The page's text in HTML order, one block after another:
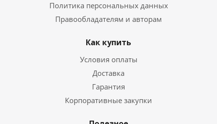
Политика персональных данных
Правообладателям и авторам
Как купить
Условия оплаты
Доставка
Гарантия
Корпоративные закупки